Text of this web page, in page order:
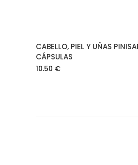
CABELLO, PIEL Y UÑAS
CÁPSULAS
10.50 €